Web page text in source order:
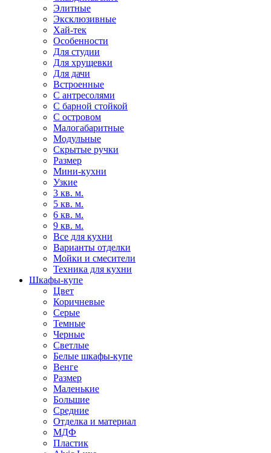
Элитные
Эксклюзивные
Хай-тек
Особенности
Для студии
Для хрущевки
Для дачи
Встроенные
С антресолями
С барной стойкой
С островом
Малогабаритные
Модульные
Скрытые ручки
Размер
Мини-кухни
Узкие
3 кв. м.
5 кв. м.
6 кв. м.
9 кв. м.
Все для кухни
Варианты отделки
Мойки и смесители
Техника для кухни
Шкафы-купе
Цвет
Коричневые
Серые
Темные
Черные
Светлые
Белые шкафы-купе
Венге
Размер
Маленькие
Большие
Средние
Отделка и материал
МДФ
Пластик